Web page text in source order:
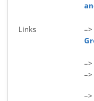
Links –>
–>
–>
–>